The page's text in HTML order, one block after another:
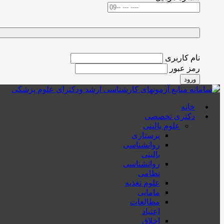
نام کاربری
رمز عبور
ورود
خانه
دکتری تخصصی
علوم بالینی
پرستاری
روانشناسی
بالینی
روانشناسی
نظامی
علوم تغذیه
مامایی
مطالعات
اعتیاد
اخلاق